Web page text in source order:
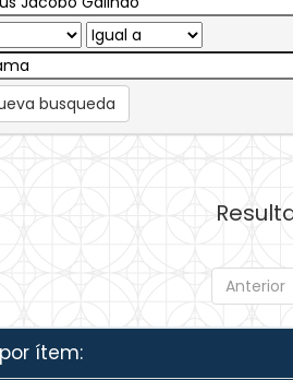
busqueda
Anterior
ítem: